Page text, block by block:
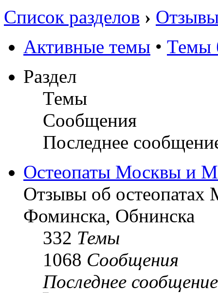
Список разделов ›
Активные темы • Темы
Раздел
Темы
Сообщения
Последнее
Остеопаты Москвы и
Отзывы об
Фоминска, Обнинска
332 Темы
1068 Сообщения
Последнее сообщение